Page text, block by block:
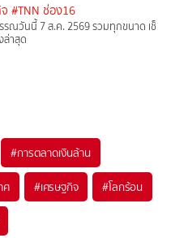
#TNN ช่อง16
รณวันนี้ 7 ส.ค. 2569 รวมทุกขนาด เช็
ล่าสุด
#การตลาดเงินล้าน
ศ #เศรษฐกิจ #โลกร้อน